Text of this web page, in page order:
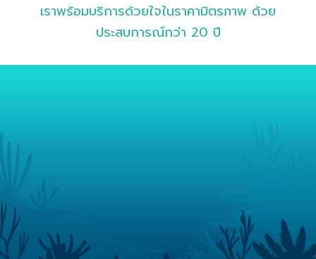
เราพร้อมบริการด้วยใจในราคามิตรภาพ ด้วย
ประสบการณ์กว่า 20 ปี